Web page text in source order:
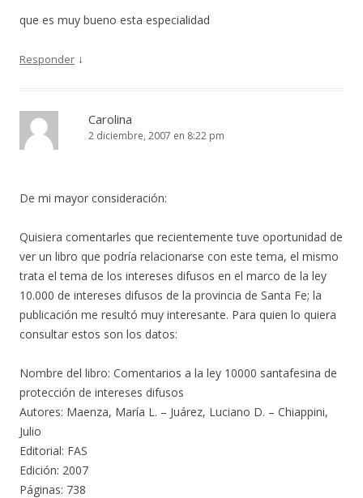
que es muy bueno esta especialidad
Responder ↓
Carolina
2 diciembre, 2007 en 8:22 pm
De mi mayor consideración:
Quisiera comentarles que recientemente tuve oportunidad de
ver un libro que podría relacionarse con este tema, el mismo
trata el tema de los intereses difusos en el marco de la ley
10.000 de intereses difusos de la provincia de Santa Fe; la
publicación me resultó muy interesante. Para quien lo quiera
consultar estos son los datos:
Nombre del libro: Comentarios a la ley 10000 santafesina de
protección de intereses difusos
Autores: Maenza, María L. – Juárez, Luciano D. – Chiappini,
Julio
Editorial: FAS
Edición: 2007
Páginas: 738